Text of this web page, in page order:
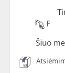
F
Šiuo